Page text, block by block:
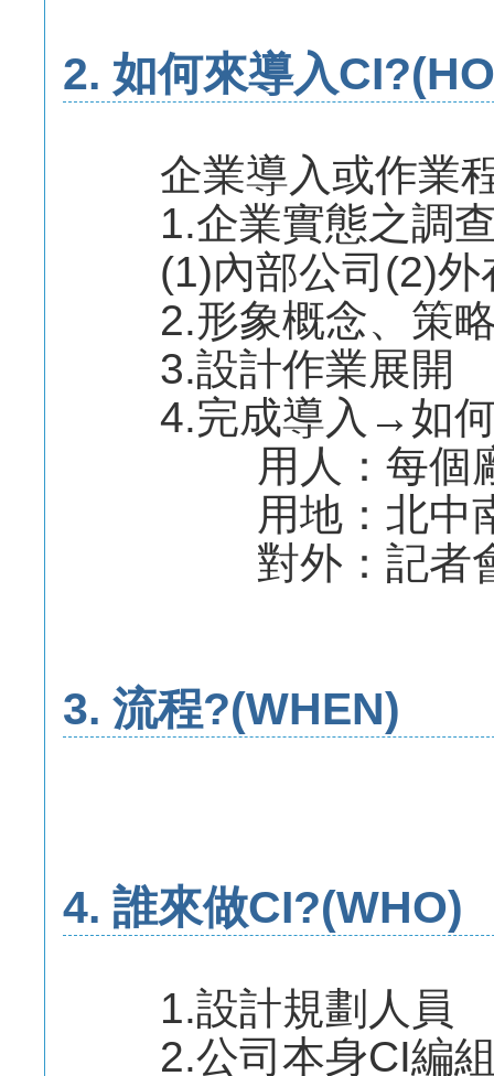
2. 如何來導入
企業導入或作業
1.企業實態之調
(1)內部公司(2)外
2.形象概念、策略
3.設計作業展開
4.完成導入→如何
用人：每個廠派
用地：北中南
對外：記者會發
3. 流程?(WHEN)
4. 誰來做CI?(WHO)
1.設計規劃人員
2.公司本身CI編